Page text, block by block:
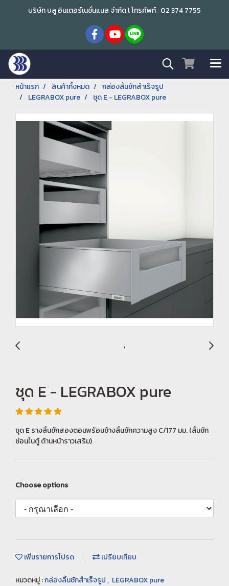
บริษัท บลู อินเตอร์เนชั่นแนล จำกัด l โทรศัพท์ : 02 374 7755
หน้าแรก สินค้าทั้งหมด
กล่องลิ้นชักสำเร็จรูป
LEGRABOX pure
ชุด E - LEGRABOX pure
ชุด E - LEGRABOX pure
ชุด E รางลิ้นชักสองตอนพร้อมข้างลิ้นชักความสูง C/177 มม. (ลิ้นชัก
ซ่อนในตู้ ด้านหน้าราวเสริม)
Choose options
เพิ่มรายการโปรด เปรียบเทียบ
หมวดหมู่ :กล่องลิ้นชักสำเร็จรูป, LEGRABOX pure